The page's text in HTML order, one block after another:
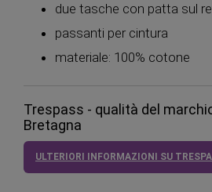
due tasche con patta sul
passanti per cintura
materiale: 100% cotone
Trespass - qualità del
Bretagna
ULTERIORI INFORMAZIONI SU